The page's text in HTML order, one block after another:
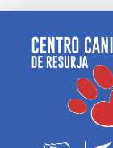
contenido